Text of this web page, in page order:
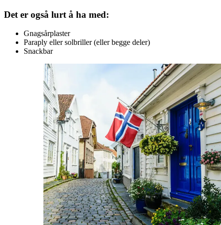
Det er også lurt å ha med:
Gnagsårplaster
Paraply eller solbriller (eller begge deler)
Snackbar